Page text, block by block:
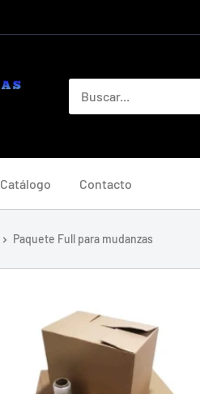
Catálogo Contacto
Paquete Full para mudanzas